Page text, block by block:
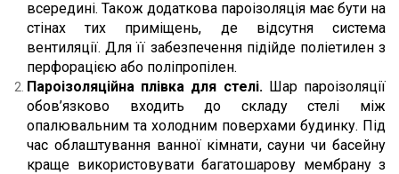
всередині. Також додаткова пароізоляція має бути на
стінах тих приміщень, де відсутня система
вентиляції. Для її забезпечення підійде поліетилен з
перфорацією або поліпропілен.
Пароізоляційна плівка для стелі. Шар пароізоляції
обов’язково входить до складу стелі між
опалювальним та холодним поверхами будинку. Під
час облаштування ванної кімнати, сауни чи басейну
краще використовувати багатошарову мембрану з